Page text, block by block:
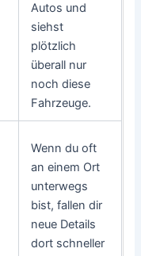
Autos und
siehst
plötzlich
überall nur
noch diese
Fahrzeuge.
Wenn du oft
an einem Ort
unterwegs
bist, fallen dir
neue Details
dort schneller